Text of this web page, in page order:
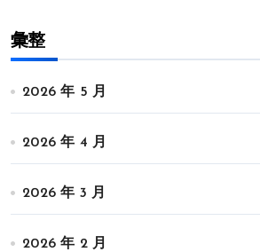
彙整
2026 年 5 月
2026 年 4 月
2026 年 3 月
2026 年 2 月